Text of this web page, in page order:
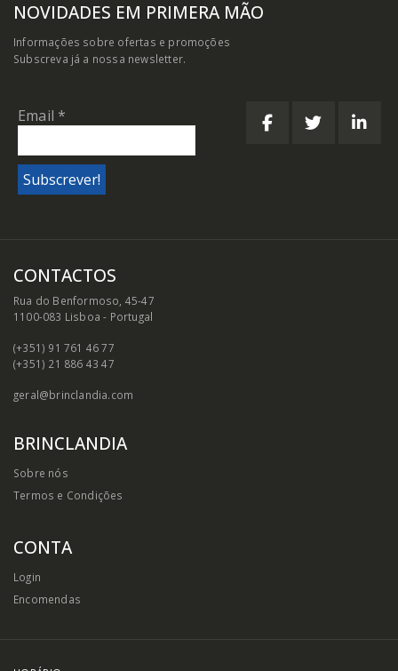
NOVIDADES EM PRIMERA MÃO
Informações sobre ofertas e promoções
Subscreva já a nossa newsletter.
Email *
CONTACTOS
Rua do Benformoso, 45-47
1100-083 Lisboa - Portugal
(+351) 91 761 46 77
(+351) 21 886 43 47
geral@brinclandia.com
BRINCLANDIA
Sobre nós
Termos e Condições
CONTA
Login
Encomendas